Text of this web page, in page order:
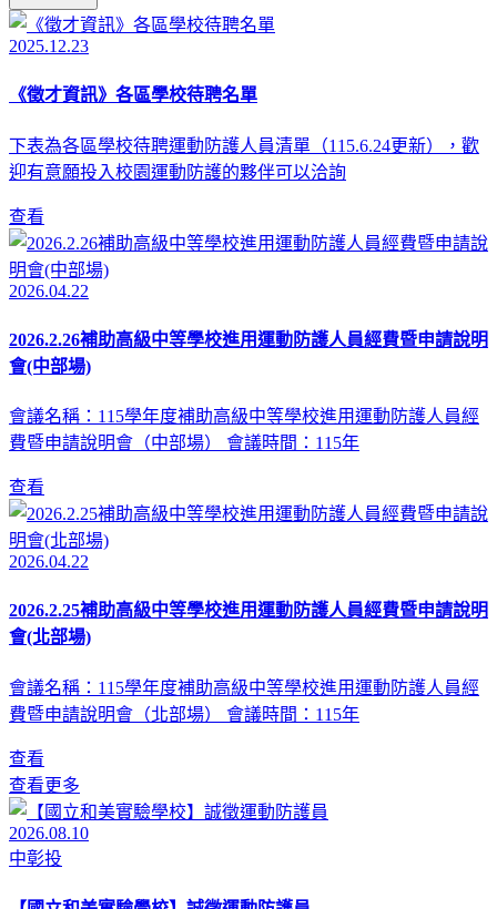
2025.12.23
《徵才資訊》各區學校待聘名單
下表為各區學校待聘運動防護人員清單（115.6.24更新），歡
迎有意願投入校園運動防護的夥伴可以洽詢
查看
2026.04.22
2026.2.26補助高級中等學校進用運動防護人員經費暨申請說明
會(中部場)
會議名稱：115學年度補助高級中等學校進用運動防護人員經
費暨申請說明會（中部場） 會議時間：115年
查看
2026.04.22
2026.2.25補助高級中等學校進用運動防護人員經費暨申請說明
會(北部場)
會議名稱：115學年度補助高級中等學校進用運動防護人員經
費暨申請說明會（北部場） 會議時間：115年
查看
查看更多
2026.08.10
中彰投